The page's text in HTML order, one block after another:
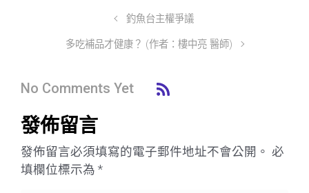
釣魚台主權爭議
多吃補品才健康？ (作者：樓中亮 醫師)
No Comments Yet
發佈留言
發佈留言必須填寫的電子郵件地址不會公開。 必
填欄位標示為 *